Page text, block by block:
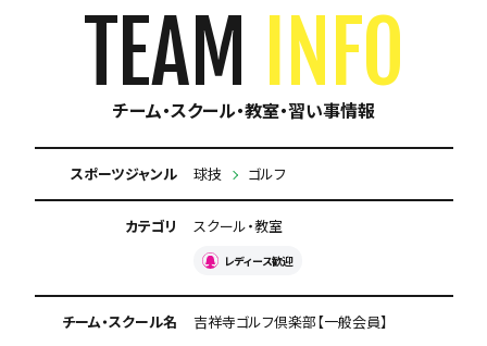
TEAM INFO
チーム・スクール・教室・習い事情報
スポーツジャンル 球技 ゴルフ
カテゴリ スクール・教室
レディース歓迎
チーム・スクール名 吉祥寺ゴルフ倶楽部【一般会員】